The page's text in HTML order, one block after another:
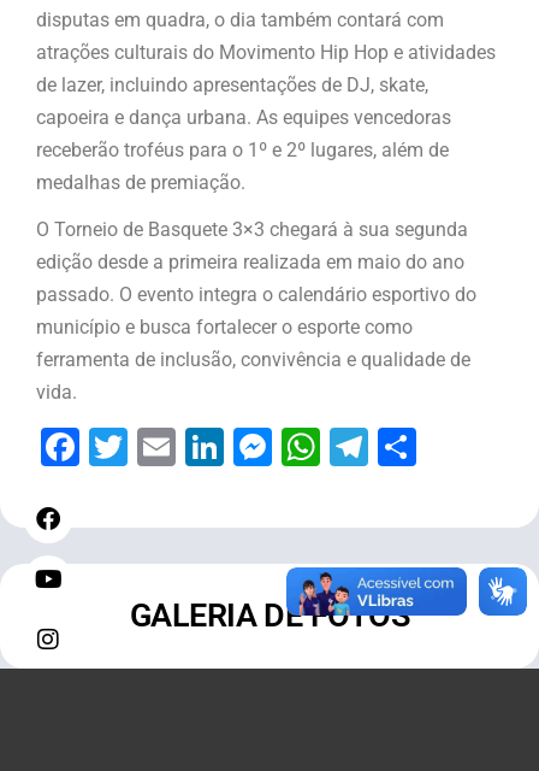
disputas em quadra, o dia também contará com
atrações culturais do Movimento Hip Hop e atividades
de lazer, incluindo apresentações de DJ, skate,
capoeira e dança urbana. As equipes vencedoras
receberão troféus para o 1º e 2º lugares, além de
medalhas de premiação.
O Torneio de Basquete 3×3 chegará à sua segunda
edição desde a primeira realizada em maio do ano
passado. O evento integra o calendário esportivo do
município e busca fortalecer o esporte como
ferramenta de inclusão, convivência e qualidade de
vida.
Facebook
Twitter
EmailLinkedIn
Messenger
WhatsApp
Telegram
GALERIA DE FOTOS